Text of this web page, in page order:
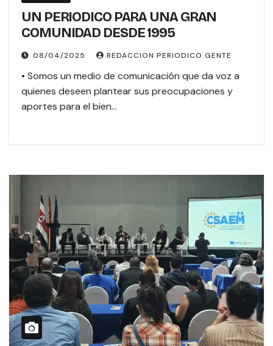
UN PERIODICO PARA UNA GRAN
COMUNIDAD DESDE 1995
08/04/2025 REDACCION PERIODICO GENTE
• Somos un medio de comunicación que da voz a
quienes deseen plantear sus preocupaciones y
aportes para el bien…